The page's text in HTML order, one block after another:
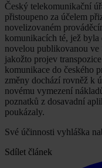
Český telekomunikační
přistoupeno za účelem
novelizovaném
komunikacích té, jež byla
novelou publikovanou ve
jakožto projev
komunikace do českého
změny dochází rovněž k
novému vymezení
poznatků z dosavadní
poukázaly.
Své účinnosti vyhláška
Sdílet článek